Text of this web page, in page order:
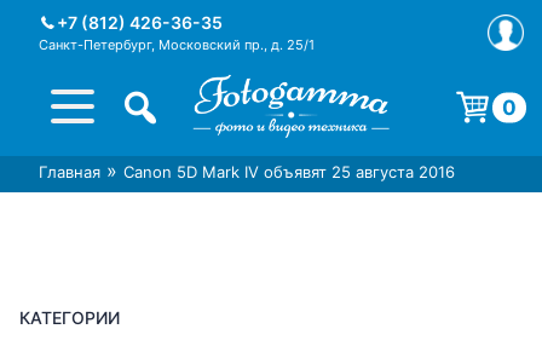
+7 (812) 426-36-35
Санкт-Петербург, Московский пр., д. 25/1
Интернет-магазин фототехники
Магазин фотоаксессуаров foto-
0
Корзина пуста.
Главная » Canon 5D Mark IV объявят 25 августа 2016
КАТЕГОРИИ